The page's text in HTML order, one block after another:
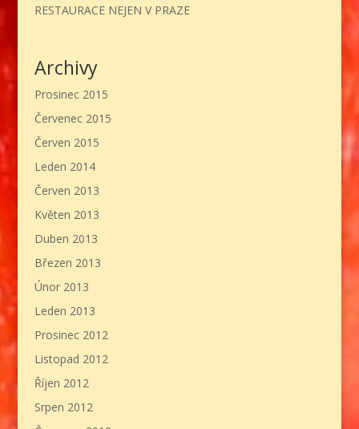
RESTAURACE NEJEN V PRAZE
Archivy
Prosinec 2015
Červenec 2015
Červen 2015
Leden 2014
Červen 2013
Květen 2013
Duben 2013
Březen 2013
Únor 2013
Leden 2013
Prosinec 2012
Listopad 2012
Říjen 2012
Srpen 2012